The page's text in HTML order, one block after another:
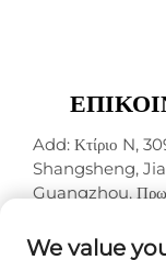
Add: Κτίριο N,
Shangsheng,
Guangzhou,
Τηλ.: +86-
We value